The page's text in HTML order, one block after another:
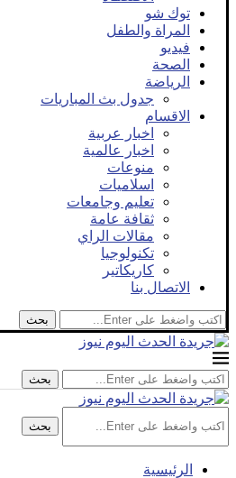
توك شو
المراة والطفل
فيديو
الصحة
الرياضة
جدول بث المباريات
الاقسام
اخبار عربية
اخبار عالمية
منوعات
اسلاميات
تعليم وجامعات
ثقافة عامة
مقالات الراي
تكنولوجيا
كاريكاتير
الاتصال بنا
بحث
بحث
بحث
الرئيسية